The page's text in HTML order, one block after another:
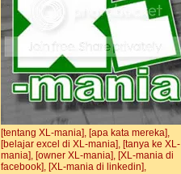
[tentang XL-mania], [apa kata mereka],
[belajar excel di XL-mania], [tanya ke XL-
mania], [owner XL-mania], [XL-mania di
facebook], [XL-mania di linkedin],